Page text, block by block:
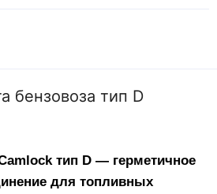
бензовоза тип D
тип D — герметичное
для топливных